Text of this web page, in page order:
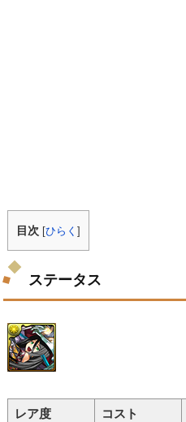
目次 [ひらく]
ステータス
レア度 コスト